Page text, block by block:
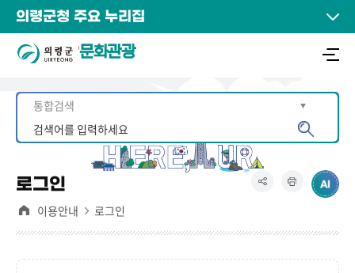
의령군청 주요 누리집
문화관광
로그인
이용안내 로그인